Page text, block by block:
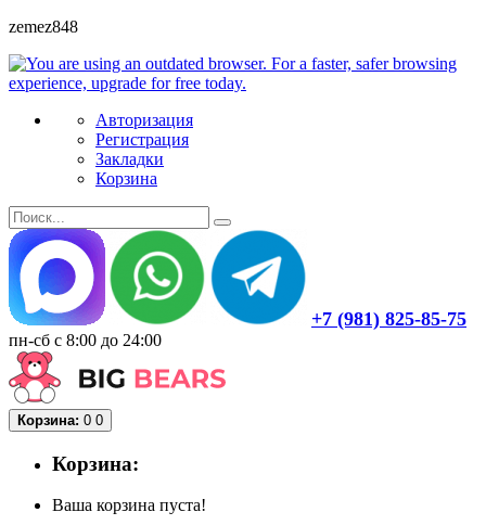
zemez848
Авторизация
Регистрация
Закладки
Корзина
+7 (981) 825-85-75
пн-сб с 8:00 до 24:00
Корзина: 0 0
Корзина:
Ваша корзина пуста!